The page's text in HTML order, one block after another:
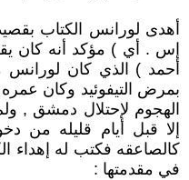
أهدى لورانس الكتاب
إس . أي ) مؤكد أنه كان
أحمد ) الذي كان لورانس
الهجوم لإحتلال دمشق ,
إلا قبل أيام قليله من
كالصاعقه فكتب له إهداء
في مقدمتها :